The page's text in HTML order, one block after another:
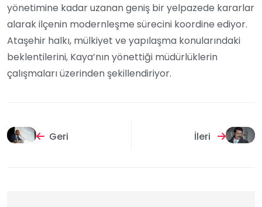
yönetimine kadar uzanan geniş bir yelpazede kararlar
alarak ilçenin modernleşme sürecini koordine ediyor.
Ataşehir halkı, mülkiyet ve yapılaşma konularındaki
beklentilerini, Kaya’nın yönettiği müdürlüklerin
çalışmaları üzerinden şekillendiriyor.
Geri İleri